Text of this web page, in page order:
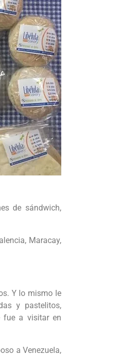
de sándwich,
Maracay,
Y lo mismo le
y pastelitos,
fue a visitar en
a Venezuela,